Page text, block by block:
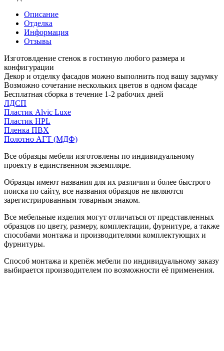
Описание
Отделка
Информация
Отзывы
Изготовлдение стенок в гостиную любого размера и
конфигурации
Декор и отделку фасадов можно выполнить под вашу задумку
Возможно сочетание нескольких цветов в одном фасаде
Бесплатная сборка в течение 1-2 рабочих дней
ЛДСП
Пластик Alvic Luxe
Пластик HPL
Пленка ПВХ
Полотно АГТ (МДФ)
Все образцы мебели изготовлены по индивидуальному
проекту в единственном экземпляре.
Образцы имеют названия для их различия и более быстрого
поиска по сайту, все названия образцов не являются
зарегистрированным товарным знаком.
Все мебельные изделия могут отличаться от представленных
образцов по цвету, размеру, комплектации, фурнитуре, а также
способами монтажа и производителями комплектующих и
фурнитуры.
Способ монтажа и крепёж мебели по индивидуальному заказу
выбирается производителем по возможности её применения.